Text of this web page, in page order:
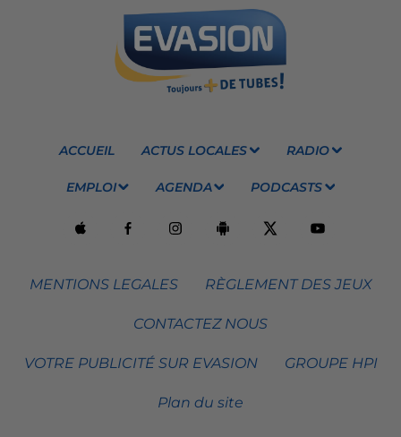
ACCUEIL ACTUS LOCALES RADIO
EMPLOI AGENDA PODCASTS
MENTIONS LEGALES RÈGLEMENT DES JEUX
CONTACTEZ NOUS
VOTRE PUBLICITÉ SUR EVASION GROUPE HPI
Plan du site